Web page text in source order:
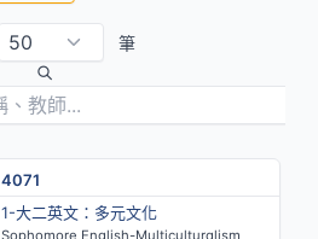
筆
4071
1-大二英文：多元文化
Sophomore English-Multiculturalism